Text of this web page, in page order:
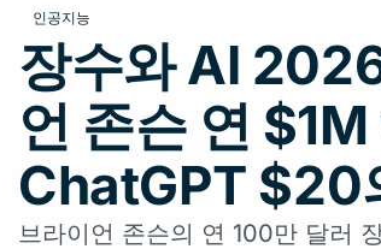
인공지능
장수와 AI
언 존슨 연
ChatGPT $20
브라이언 존슨의 연 100만 달러